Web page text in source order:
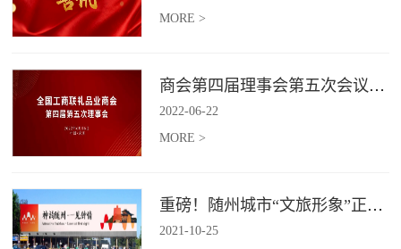
MORE >
商会第四届理事会第五次会议召开
2022-06-22
MORE >
重磅！随州城市“文旅形象”正式发布！
2021-10-25